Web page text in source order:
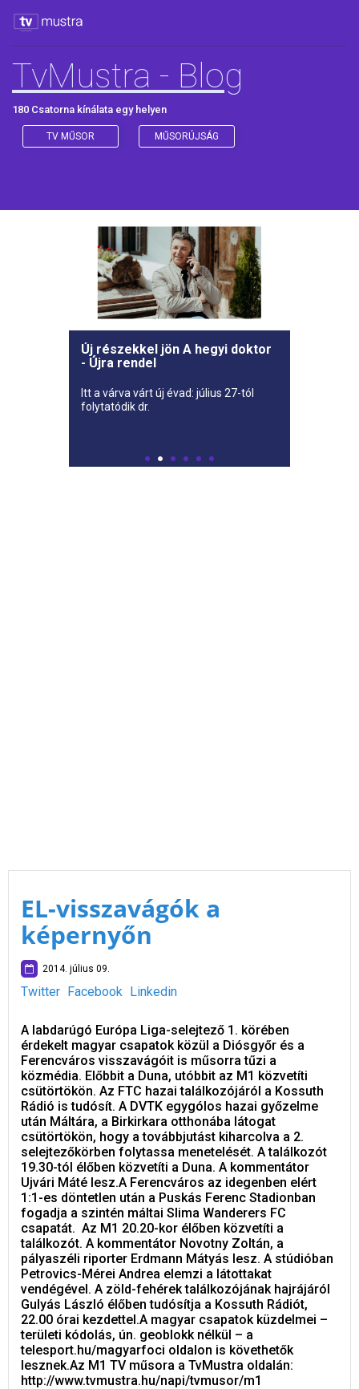
TvMustra - Blog
180 Csatorna kínálata egy helyen
TV MŰSOR MŰSORÚJSÁG
Új részekkel jön A hegyi doktor
- Újra rendel
Itt a várva várt új évad: július 27-tól
folytatódik dr.
EL-visszavágók a
képernyőn
2014. július 09.
Twitter Facebook Linkedin
A labdarúgó Európa Liga-selejtező 1. körében
érdekelt magyar csapatok közül a Diósgyőr és a
Ferencváros visszavágóit is műsorra tűzi a
közmédia. Előbbit a Duna, utóbbit az M1 közvetíti
csütörtökön. Az FTC hazai találkozójáról a Kossuth
Rádió is tudósít. A DVTK egygólos hazai győzelme
után Máltára, a Birkirkara otthonába látogat
csütörtökön, hogy a továbbjutást kiharcolva a 2.
selejtezőkörben folytassa menetelését. A találkozót
19.30-tól élőben közvetíti a Duna. A kommentátor
Ujvári Máté lesz.A Ferencváros az idegenben elért
1:1-es döntetlen után a Puskás Ferenc Stadionban
fogadja a szintén máltai Slima Wanderers FC
csapatát. Az M1 20.20-kor élőben közvetíti a
találkozót. A kommentátor Novotny Zoltán, a
pályaszéli riporter Erdmann Mátyás lesz. A stúdióban
Petrovics-Mérei Andrea elemzi a látottakat
vendégével. A zöld-fehérek találkozójának hajrájáról
Gulyás László élőben tudósítja a Kossuth Rádiót,
22.00 órai kezdettel.A magyar csapatok küzdelmei –
területi kódolás, ún. geoblokk nélkül – a
telesport.hu/magyarfoci oldalon is követhetők
lesznek.Az M1 TV műsora a TvMustra oldalán:
http://www.tvmustra.hu/napi/tvmusor/m1